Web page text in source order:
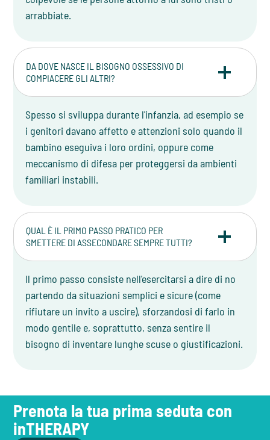
arrabbiate.
DA DOVE NASCE IL BISOGNO OSSESSIVO DI
COMPIACERE GLI ALTRI?
Spesso si sviluppa durante l'infanzia, ad esempio se
i genitori davano affetto e attenzioni solo quando il
bambino eseguiva i loro ordini, oppure come
meccanismo di difesa per proteggersi da ambienti
familiari instabili.
QUAL È IL PRIMO PASSO PRATICO PER
SMETTERE DI ASSECONDARE SEMPRE TUTTI?
Il primo passo consiste nell'esercitarsi a dire di no
partendo da situazioni semplici e sicure (come
rifiutare un invito a uscire), sforzandosi di farlo in
modo gentile e, soprattutto, senza sentire il
bisogno di inventare lunghe scuse o giustificazioni.
Prenota la tua prima seduta con
inTHERAPY